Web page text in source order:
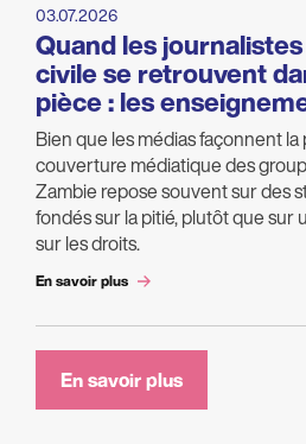
03.07.2026
Quand les
civile se retrouvent
pièce : les
Bien que les médias façonnent
couverture médiatique des
Zambie repose souvent sur des
fondés sur la pitié, plutôt que
sur les droits.
En savoir plus
En savoir plus